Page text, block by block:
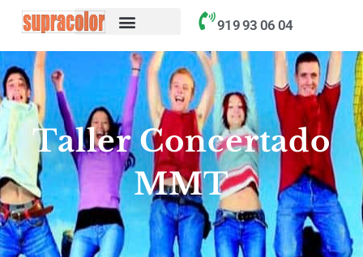
contenido
919 93 06 04
Taller Concertado
MMT